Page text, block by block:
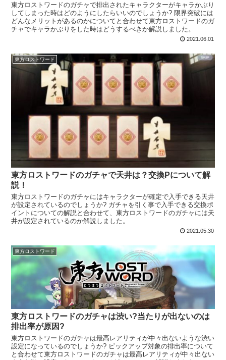
東方ロストワードのガチャで排出されたキャラクターがキャラかぶり
してしまった時はどのようにしたらいいのでしょうか? 限界突破には
どんなメリットがあるのかについてと合わせて東方ロストワードのガ
チャでキャラかぶりをした時はどうするべきか解説しました。
2021.06.01
東方ロストワード
東方ロストワードのガチャで天井は？交換Pについて解
説！
東方ロストワードのガチャにはキャラクターが確定で入手できる天井
が設定されているのでしょうか? ガチャを引く事で入手できる交換ポ
イントについての解説と合わせて、東方ロストワードのガチャには天
井が設定されているのか解説しました。
2021.05.30
東方ロストワード
東方ロストワードのガチャは渋い?当たりが出ないのは
排出率が原因?
東方ロストワードのガチャは最高レアリティが中々出ないような渋い
設定になっているのでしょうか? ピックアップ対象の排出率について
と合わせて東方ロストワードのガチャは最高レアリティが中々出ない